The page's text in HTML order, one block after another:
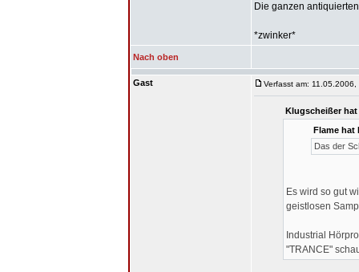
Die ganzen
*zwinker*
Nach oben
Gast Verfasst am: 11.05.2006,
Klugscheißer
Flame hat
Das der
Es wird so gut
geistlosen
Industrial
"TRANCE"